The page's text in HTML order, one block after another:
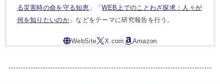
る災害時の命を守る知恵」「WEB上でのことわざ探求：人々が
何を知りたいのか」などをテーマに研究報告を行う。